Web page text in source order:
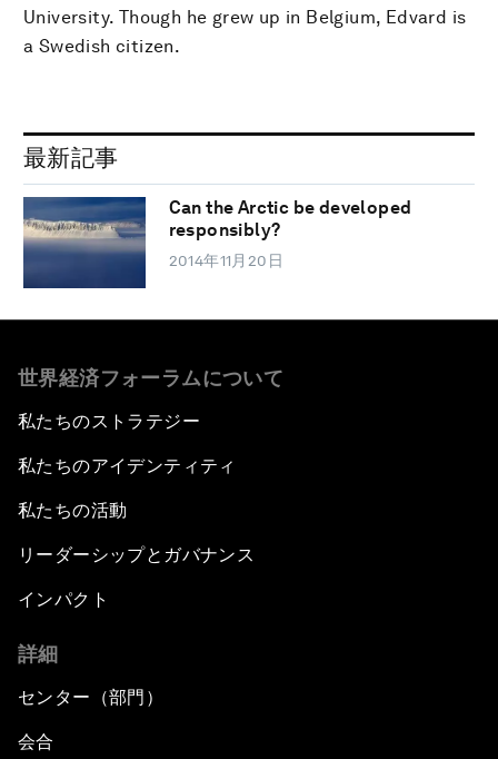
University. Though he grew up in Belgium, Edvard is
a Swedish citizen.
最新記事
Can the Arctic be developed
responsibly?
2014年11月20日
世界経済フォーラムについて
私たちのストラテジー
私たちのアイデンティティ
私たちの活動
リーダーシップとガバナンス
インパクト
詳細
センター（部門）
会合